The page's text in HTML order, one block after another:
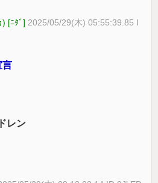
[ﾆﾀﾞ] 2025/05/29(木) 05:55:39.85 I
言
レン